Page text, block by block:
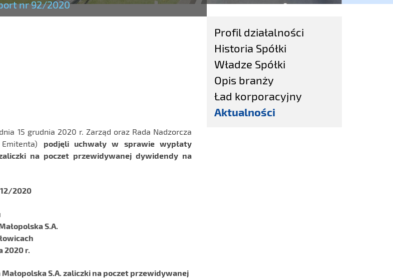
nr 92/2020
15 grudnia 2020 r. Zarząd oraz Rada Nadzorcza
podjęli uchwały w sprawie wypłaty
na poczet przewidywanej dywidendy na
2020
S.A.
2020 r.
S.A. zaliczki na poczet przewidywanej
Profil działalności
Historia Spółki
Władze Spółki
Opis branży
Ład korporacyjny
Aktualności